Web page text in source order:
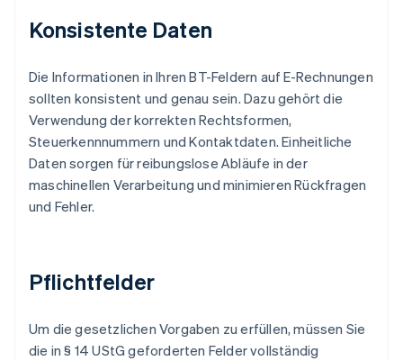
Konsistente Daten
Die Informationen in Ihren BT-Feldern auf E-Rechnungen
sollten konsistent und genau sein. Dazu gehört die
Verwendung der korrekten Rechtsformen,
Steuerkennnummern und Kontaktdaten. Einheitliche
Daten sorgen für reibungslose Abläufe in der
maschinellen Verarbeitung und minimieren Rückfragen
und Fehler.
Pflichtfelder
Um die gesetzlichen Vorgaben zu erfüllen, müssen Sie
die in § 14 UStG geforderten Felder vollständig